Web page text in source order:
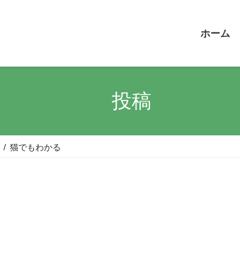
ホーム
投稿
猫でもわかる